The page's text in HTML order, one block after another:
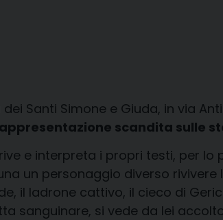
Santi Simone e Giuda, in via
scandita sulle
e interpreta i propri testi, per lo
un personaggio diverso
il ladrone cattivo, il cieco di
sanguinare, si vede da lei